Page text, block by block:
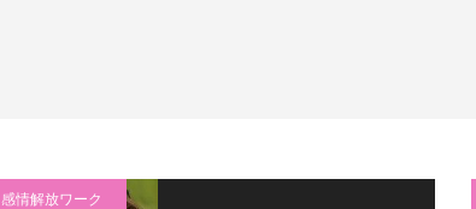
感情解放ワーク